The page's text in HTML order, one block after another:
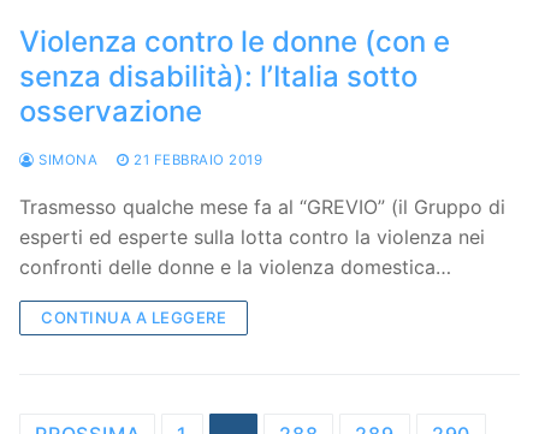
Violenza contro le donne (con e
senza disabilità): l’Italia sotto
osservazione
SIMONA 21 FEBBRAIO 2019
Trasmesso qualche mese fa al “GREVIO” (il Gruppo di
esperti ed esperte sulla lotta contro la violenza nei
confronti delle donne e la violenza domestica…
CONTINUA A LEGGERE